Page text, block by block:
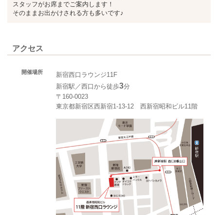
スタッフがお席までご案内します！
そのままお出かけされる方も多いです♪
アクセス
開催場所
新宿西口ラウンジ11F
新宿駅／西口から徒歩3分
〒160-0023
東京都新宿区西新宿1-13-12 西新宿昭和ビル11階